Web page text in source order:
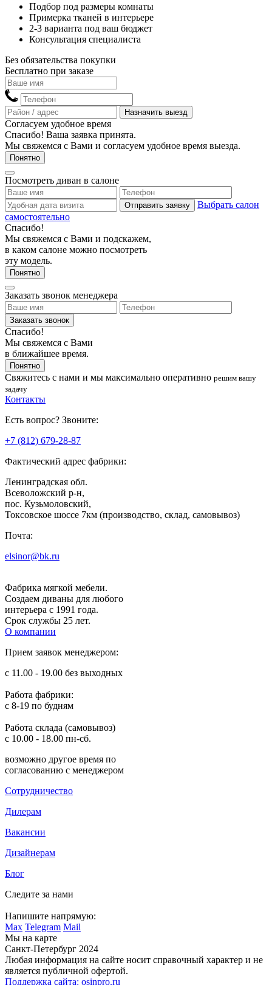
Подбор под размеры комнаты
Примерка тканей в интерьере
2-3 варианта под ваш бюджет
Консультация специалиста
Без обязательства покупки
Бесплатно при заказе
Назначить выезд
Согласуем удобное время
Спасибо! Ваша заявка принята.
Мы свяжемся с Вами и согласуем удобное время выезда.
Понятно
Посмотреть диван в салоне
Отправить заявку
Выбрать салон
самостоятельно
Спасибо!
Мы свяжемся с Вами и подскажем,
в каком салоне можно посмотреть
эту модель.
Понятно
Заказать звонок менеджера
Заказать звонок
Спасибо!
Мы свяжемся с Вами
в ближайшее время.
Понятно
Свяжитесь с нами и мы максимально оперативно решим вашу
задачу
Контакты
Есть вопрос? Звоните:
+7 (812) 679-28-87
Фактический адрес фабрики:
Ленинградская обл.
Всеволожский р-н,
пос. Кузьмоловский,
Токсовское шоссе 7км (производство, склад, самовывоз)
Почта:
elsinor@bk.ru
Фабрика мягкой мебели.
Создаем диваны для любого
интерьера с 1991 года.
Срок службы 25 лет.
О компании
Прием заявок менеджером:
с 11.00 - 19.00 без выходных
Работа фабрики:
с 8-19 по будням
Работа склада (самовывоз)
с 10.00 - 18.00 пн-сб.
возможно другое время по
согласованию с менеджером
Сотрудничество
Дилерам
Вакансии
Дизайнерам
Блог
Следите за нами
Напишите напрямую:
Max Telegram Mail
Мы на карте
Санкт-Петербург 2024
Любая информация на сайте носит справочный характер и не
является публичной офертой.
Поддержка сайта: osinpro.ru